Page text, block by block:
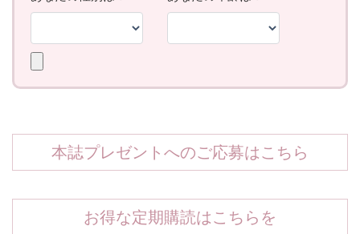
本誌プレゼントへのご応募はこちら
お得な定期購読はこちらを